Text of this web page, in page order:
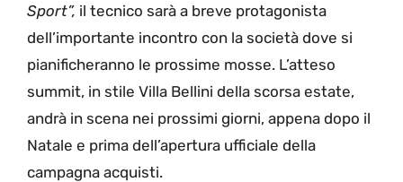
Sport”, il tecnico sarà a breve protagonista
dell’importante incontro con la società dove si
pianificheranno le prossime mosse. L’atteso
summit, in stile Villa Bellini della scorsa estate,
andrà in scena nei prossimi giorni, appena dopo il
Natale e prima dell’apertura ufficiale della
campagna acquisti.